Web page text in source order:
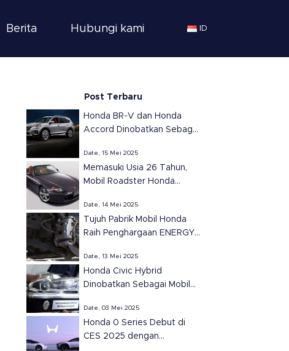
Berita Hubungi kami ID
Post Terbaru
Honda BR-V dan Honda
Accord Dinobatkan Sebagai
Tahun 2025 di Meksiko
versi Automovil
Panamericano
Date, 15 Mei 2025
Memasuki Usia 26 Tahun,
Mobil Roadster Honda
Populer
Date, 14 Mei 2025
Tujuh Pabrik Mobil Honda
Raih Penghargaan ENERGY
Efisiensi Energi di Amerika
Serikat
Date, 13 Mei 2025
Honda Civic Hybrid
Dinobatkan Sebagai Mobil
2025.
Date, 03 Mei 2025
Honda 0 Series Debut di
CES 2025 dengan